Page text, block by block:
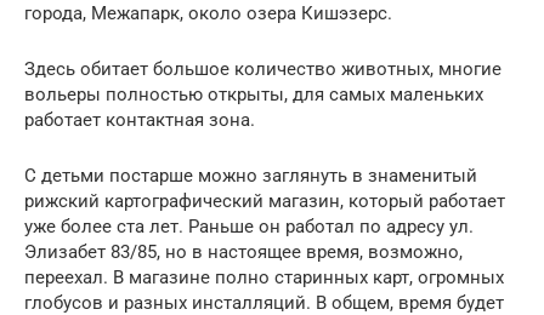
города, Межапарк, около озера Кишэзерс.
Здесь обитает большое количество животных, многие
вольеры полностью открыты, для самых маленьких
работает контактная зона.
С детьми постарше можно заглянуть в знаменитый
рижский картографический магазин, который работает
уже более ста лет. Раньше он работал по адресу ул.
Элизабет 83/85, но в настоящее время, возможно,
переехал. В магазине полно старинных карт, огромных
глобусов и разных инсталляций. В общем, время будет